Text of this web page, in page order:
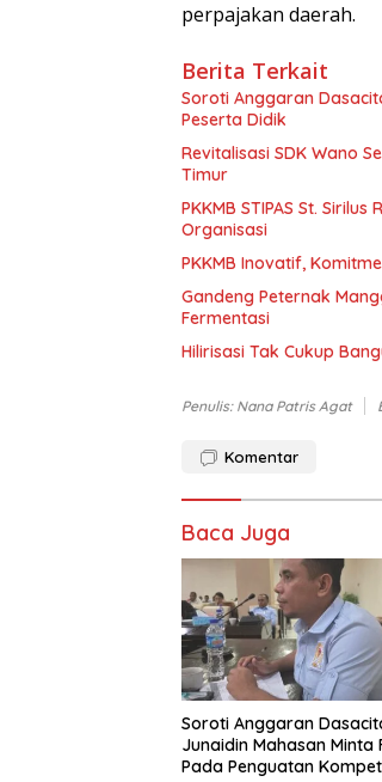
perpajakan daerah.
Berita Terkait
Soroti Anggaran
Peserta Didik
Revitalisasi SDK Wano
Timur
PKKMB STIPAS St.
Organisasi
PKKMB Inovatif,
Gandeng Peternak
Fermentasi
Hilirisasi Tak Cukup
Penulis: Nana Patris Agat
Komentar
Baca Juga
Soroti Anggaran
Junaidin Mahasan Minta
Pada Penguatan